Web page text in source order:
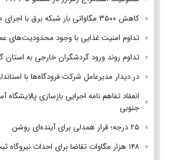
کاهش ۳۵۰۰ مگاواتی بار شبکه برق با اجرای طرح «مهتاب»
تداوم امنیت غذایی با وجود محدودیت‌های
تداوم روند ورود گردشگران خارجی به استان
در دیدار مدیرعامل شرکت فرودگاه‌ها با
انعقاد تفاهم نامه اجرایی بازسازی
جنوبی
۲۵ درجه؛ قرار همدلی برای آینده‌ای روشن
۱۴۸ هزار مگاوات تقاضا برای احداث نیروگاه ثبت شد